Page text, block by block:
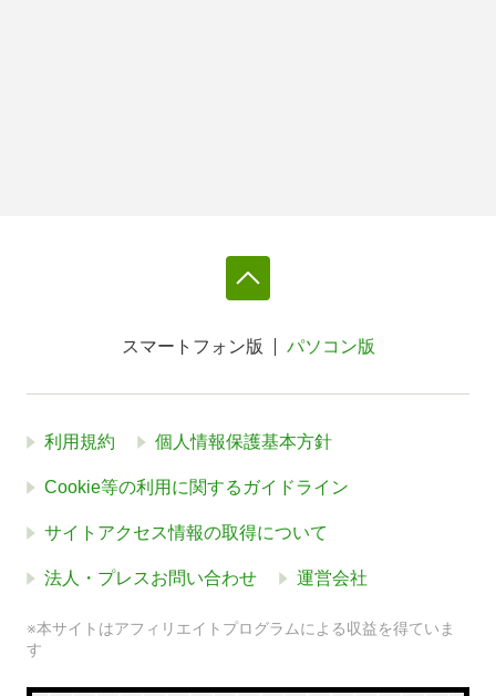
スマートフォン版 パソコン版
利用規約 個人情報保護基本方針
Cookie等の利用に関するガイドライン
サイトアクセス情報の取得について
法人・プレスお問い合わせ 運営会社
※本サイトはアフィリエイトプログラムによる収益を得ていま
す